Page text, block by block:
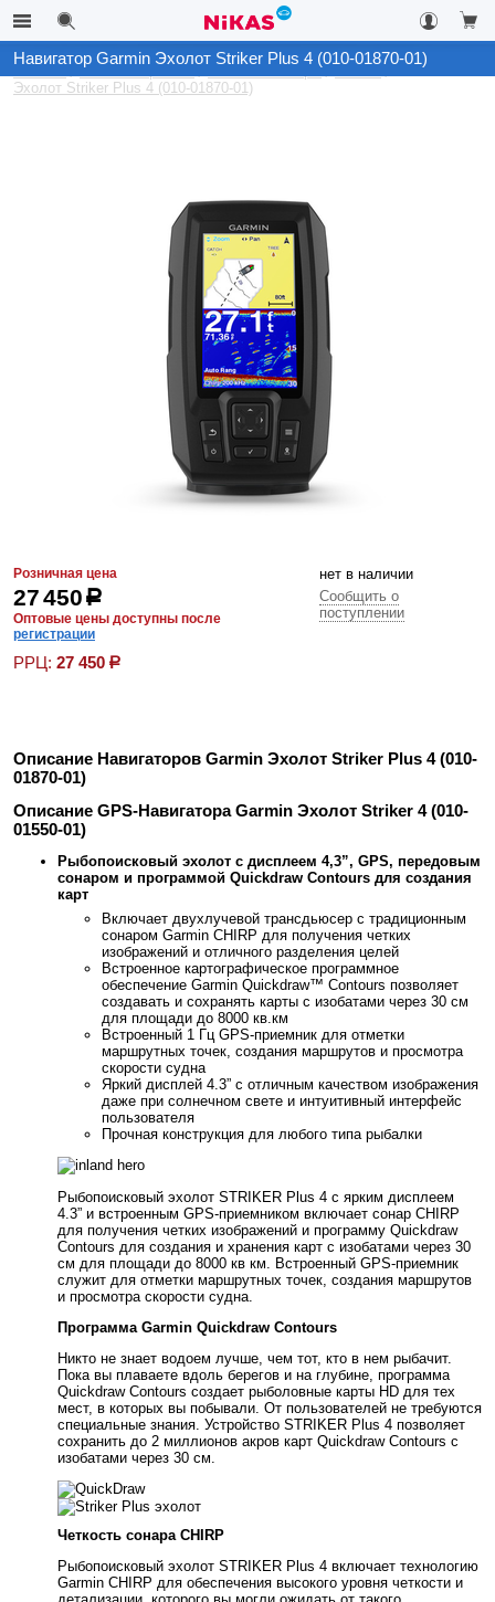
Автоэлектроника GPS-Навигаторы
Эхолот Striker Plus 4 (010-01870-01)
Навигатор Garmin Эхолот Striker Plus 4 (010-01870-01)
Розничная цена
27 450р
Оптовые цены доступны после
регистрации
РРЦ: 27 450 р
нет в наличии
Сообщить о
поступлении
Описание Навигаторов Garmin Эхолот Striker Plus 4 (010-
01870-01)
Описание GPS-Навигатора Garmin Эхолот Striker 4 (010-
01550-01)
Рыбопоисковый эхолот с дисплеем 4,3”, GPS, передовым
сонаром и программой Quickdraw Contours для создания
карт
Включает двухлучевой трансдьюсер с традиционным
сонаром Garmin CHIRP для получения четких
изображений и отличного разделения целей
Встроенное картографическое программное
обеспечение Garmin Quickdraw™ Contours позволяет
создавать и сохранять карты с изобатами через 30 см
для площади до 8000 кв.км
Встроенный 1 Гц GPS-приемник для отметки
маршрутных точек, создания маршрутов и просмотра
скорости судна
Яркий дисплей 4.3” с отличным качеством изображения
даже при солнечном свете и интуитивный интерфейс
пользователя
Прочная конструкция для любого типа рыбалки
Рыбопоисковый эхолот STRIKER Plus 4 с ярким дисплеем
4.3” и встроенным GPS-приемником включает сонар CHIRP
для получения четких изображений и программу Quickdraw
Contours для создания и хранения карт с изобатами через 30
см для площади до 8000 кв км. Встроенный GPS-приемник
служит для отметки маршрутных точек, создания маршрутов
и просмотра скорости судна.
Программа Garmin Quickdraw Contours
Никто не знает водоем лучше, чем тот, кто в нем рыбачит.
Пока вы плаваете вдоль берегов и на глубине, программа
Quickdraw Contours создает рыболовные карты HD для тех
мест, в которых вы побывали. От пользователей не требуются
специальные знания. Устройство STRIKER Plus 4 позволяет
сохранить до 2 миллионов акров карт Quickdraw Contours с
изобатами через 30 см.
Четкость сонара CHIRP
Рыбопоисковый эхолот STRIKER Plus 4 включает технологию
Garmin CHIRP для обеспечения высокого уровня четкости и